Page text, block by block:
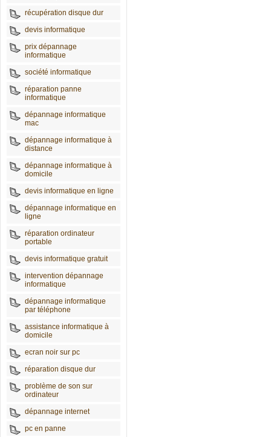
récupération disque dur
devis informatique
prix dépannage
informatique
société informatique
réparation panne
informatique
dépannage informatique
mac
dépannage informatique à
distance
dépannage informatique à
domicile
devis informatique en ligne
dépannage informatique en
ligne
réparation ordinateur
portable
devis informatique gratuit
intervention dépannage
informatique
dépannage informatique
par téléphone
assistance informatique à
domicile
ecran noir sur pc
réparation disque dur
problème de son sur
ordinateur
dépannage internet
pc en panne